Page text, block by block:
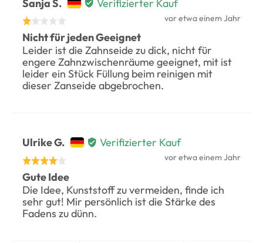
Sanja S.
Sanja
S.,
von
Germany
Verifizierter Kauf
Mit
1
von
5
bewertet
Rezension
vor etwa einem Jahr
Nicht für jeden Geeignet
Leider ist die Zahnseide zu dick, nicht für
engere Zahnzwischenräume geeignet, mit ist
leider ein Stück Füllung beim reinigen mit
dieser Zanseide abgebrochen.
Ulrike G.
Bewertet
G.,
von
Verifizierter Kauf
Mit
4
von
5
Rezension
vor etwa einem Jahr
Gute Idee
Die Idee, Kunststoff zu vermeiden, finde ich
sehr gut! Mir persönlich ist die Stärke des
Fadens zu dünn.